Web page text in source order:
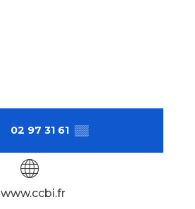
02 97 31 61 ▒▒
www.ccbi.fr